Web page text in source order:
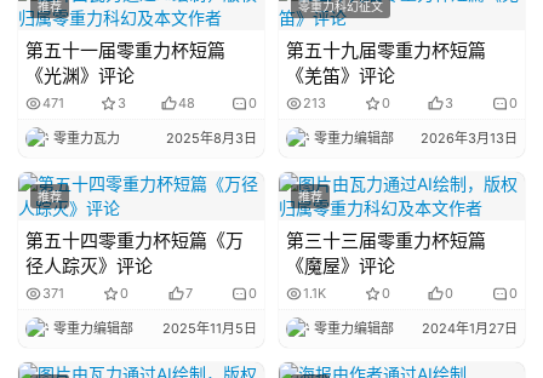
主
题
科
幻
小
说
库
推荐
第五十一届零重力杯短篇
《光渊》评论
471 3 48 0
零重力瓦力 2025年8月3日
零重力科幻征文
第五十九届零重力杯短篇
《羌笛》评论
213 0 3 0
零重力编辑部 2026年3月13日
推荐
第五十四零重力杯短篇《万
径人踪灭》评论
371 0 7 0
零重力编辑部 2025年11月5日
推荐
第三十三届零重力杯短篇
《魔屋》评论
1.1K 0 0 0
零重力编辑部 2024年1月27日